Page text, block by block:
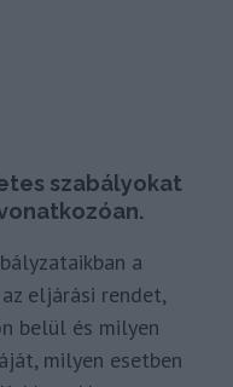
szabályokat
a
eljárási rendet,
belül és milyen
milyen esetben